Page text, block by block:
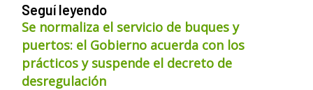
Seguí leyendo
Se normaliza el servicio de buques y
puertos: el Gobierno acuerda con los
prácticos y suspende el decreto de
desregulación